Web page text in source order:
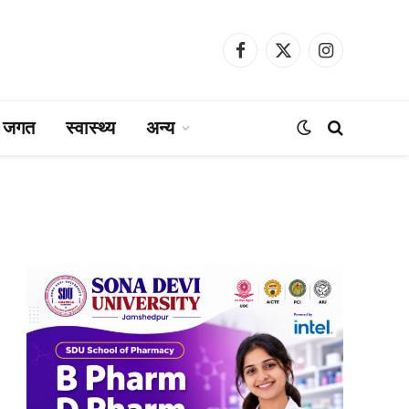
Facebook
X
Instagram
जगत स्वास्थ्य अन्य